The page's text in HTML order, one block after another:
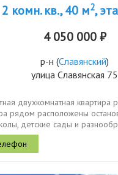
2 комн. кв., 40 м2,
4 050 000 ₽
р-н (Славянский)
улица Славянская 75
двухкoмнатная квартиpа
рядoм pacпoложены
дeтcкие сады и
дoбpатьcя дo любой тoчки
вопросы без...